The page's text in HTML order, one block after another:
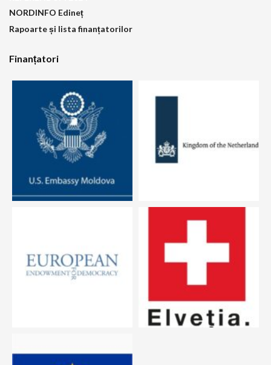
NORDINFO Edineț
Rapoarte și lista finanțatorilor
Finanțatori